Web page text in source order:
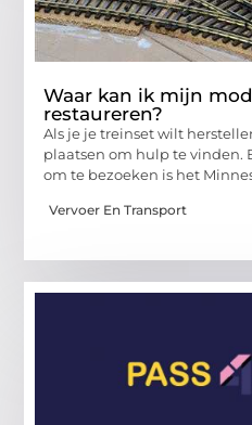
Waar kan ik mijn
restaureren?
Als je je treinset wilt
plaatsen om hulp te vinden.
om te bezoeken is het
Vervoer En Transport